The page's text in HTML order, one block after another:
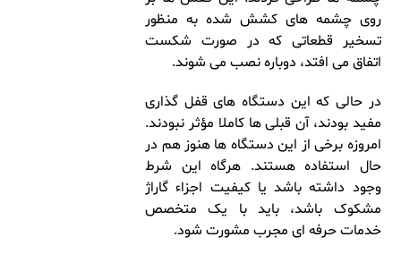
روی چشمه های کشش شده به منظور
تسخیر قطعاتی که در صورت شکست
اتفاق می افتد، دوباره نصب می شوند.
در حالی که این دستگاه های قفل گذاری
مفید بودند، آن قبلی ها کاملا مؤثر نبودند.
امروزه برخی از این دستگاه ها هنوز هم در
حال استفاده هستند. هرگاه این شرط
وجود داشته باشد یا کیفیت اجزاء گاراژ
مشکوک باشد، باید با یک متخصص
خدمات حرفه ای مجرب مشورت شود.